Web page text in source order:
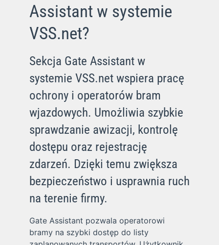
Assistant w systemie
VSS.net?
Sekcja Gate Assistant w
systemie VSS.net wspiera pracę
ochrony i operatorów bram
wjazdowych. Umożliwia szybkie
sprawdzanie awizacji, kontrolę
dostępu oraz rejestrację
zdarzeń. Dzięki temu zwiększa
bezpieczeństwo i usprawnia ruch
na terenie firmy.
Gate Assistant pozwala operatorowi
bramy na szybki dostęp do listy